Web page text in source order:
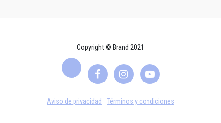
Copyright © Brand 2021
Aviso de privacidad Términos y condiciones